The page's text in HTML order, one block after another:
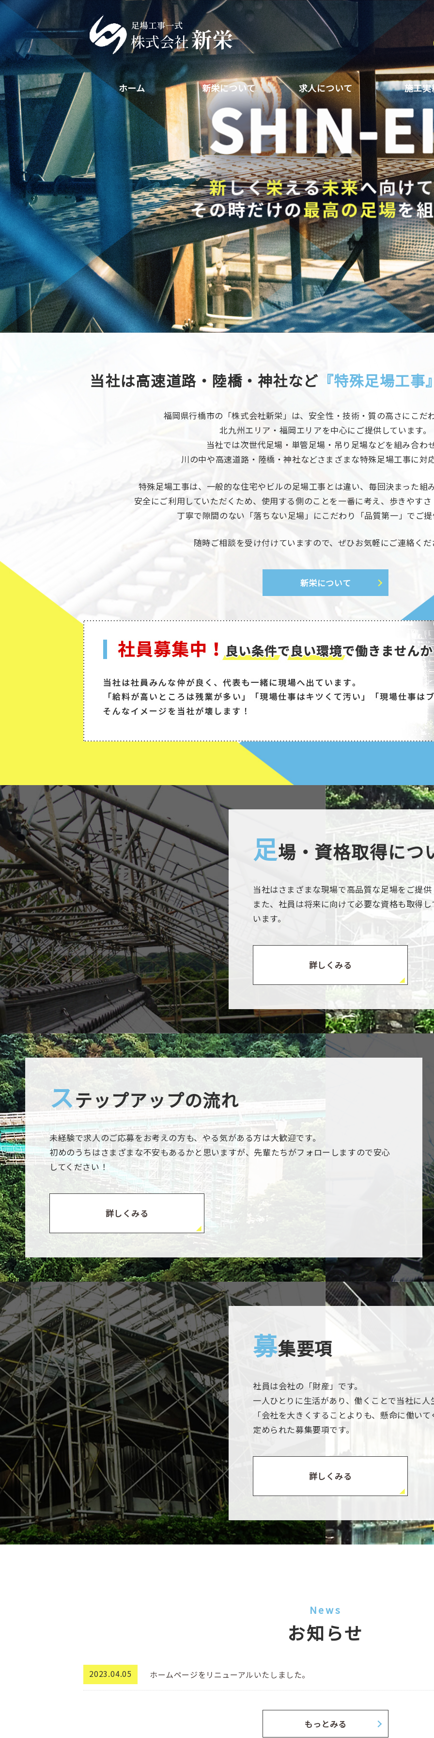
ホーム 新栄について 求人について 施工実
当社は高速道路・陸橋・神社など 『特殊足場工事
福岡県行橋市の「株式会社新栄」は、安全性・技術・質の高さにこだ
北九州エリア・福岡エリアを中心にご提供しています。
当社では次世代足場・単管足場・吊り足場などを組み合わ
川の中や高速道路・陸橋・神社などさまざまな特殊足場工事に対
特殊足場工事は、一般的な住宅やビルの足場工事とは違い、毎回決まった組
安全にご利用していただくため、使用する側のことを一番に考え、歩きやす
丁寧で隙間のない「落ちない足場」にこだわり「品質第一」でご
随時ご相談を受け付けていますので、ぜひお気軽にご連絡く
新栄について
足場・資格取得につ
当社はさまざまな現場で高品質な足場をご提
また、社員は将来に向けて必要な資格も取得
います。
詳しくみる
ステップアップの流れ
未経験で求人のご応募をお考えの方も、やる気がある方は大歓迎です。
初めのうちはさまざまな不安もあるかと思いますが、先輩たちがフォローしますので安心
してください！
詳しくみる
募集要項
社員は会社の「財産」です。
一人ひとりに生活があり、働くことで当社に
「会社を大きくすることよりも、懸命に働い
定められた募集要項です。
詳しくみる
News
お知らせ
2023.04.05 ホームページをリニューアルいたしました。
もっとみる